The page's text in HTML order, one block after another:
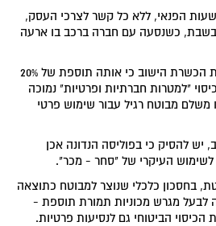
הפנאי, ללא כל קשר לצרכי העסק,
כשנסעה עם חברה ברכב בו ארעה
השופטת דחתה גם את טענת הכשרת הישוב כי אותה תוספת של 20%
"למטרות חברתיות ופרטיות" נמוכה
מבוטח רגיל עבור שימוש פרטי
יש להסיק כי בפוליסה הנדונה אכן
לשימוש העיקרי של "סחר - מכר".
בחסכון כלכלי שנוצר למבוטח כתוצאה
מגרש מכוניות תמורת תוספת -
הביטוחי גם לנסיעות פרטיות.